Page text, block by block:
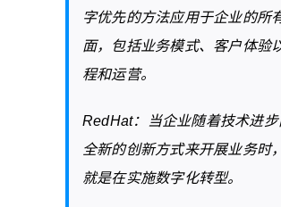
字优先的方法应用于企业的所
面，包括业务模式、客户体验
程和运营。
RedHat：当企业随着技术进
全新的创新方式来开展业务时
就是在实施数字化转型。